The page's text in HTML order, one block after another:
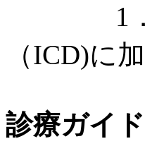
1．イ
（ICD)に
診療ガイ